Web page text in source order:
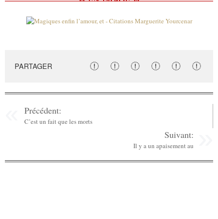
PARTAGER
Précédent:
C’est un fait que les morts
Suivant:
Il y a un apaisement au